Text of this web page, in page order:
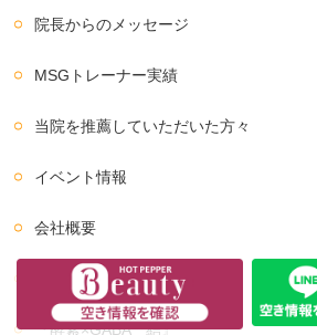
院長からのメッセージ
MSGトレーナー実績
当院を推薦していただいた方々
イベント情報
会社概要
プライバシーポリシー
『酵素×GABA 結』